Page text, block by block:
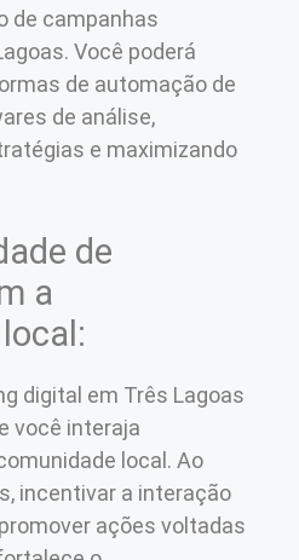
de campanhas
Você poderá
de automação de
de análise,
e maximizando
de
a
digital em Três Lagoas
você interaja
local. Ao
incentivar a interação
ações voltadas